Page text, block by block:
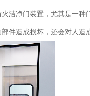
洁净门装置，尤其是一
件造成损坏，还会对人造